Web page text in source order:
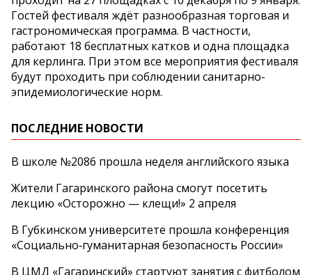
Гостей фестиваля ждёт разнообразная торговая и
гастрономическая программа. В частности,
работают 18 бесплатных катков и одна площадка
для керлинга. При этом все мероприятия фестиваля
будут проходить при соблюдении санитарно-
эпидемиологические норм.
ПОСЛЕДНИЕ НОВОСТИ
В школе №2086 прошла неделя английского языка
Жители Гагаринского района смогут посетить
лекцию «Осторожно — клещи!» 2 апреля
В Губкинском университете прошла конференция
«Социально‑гуманитарная безопасность России»
В ЦМД «Гагаринский» стартуют занятия с фитболом